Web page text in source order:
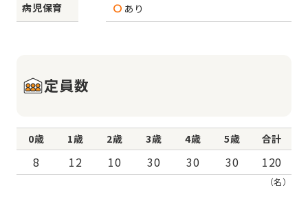
病児保育
あり
定員数
0歳 1歳 2歳 3歳 4歳 5歳 合計
8 12 10 30 30 30 120
（名）